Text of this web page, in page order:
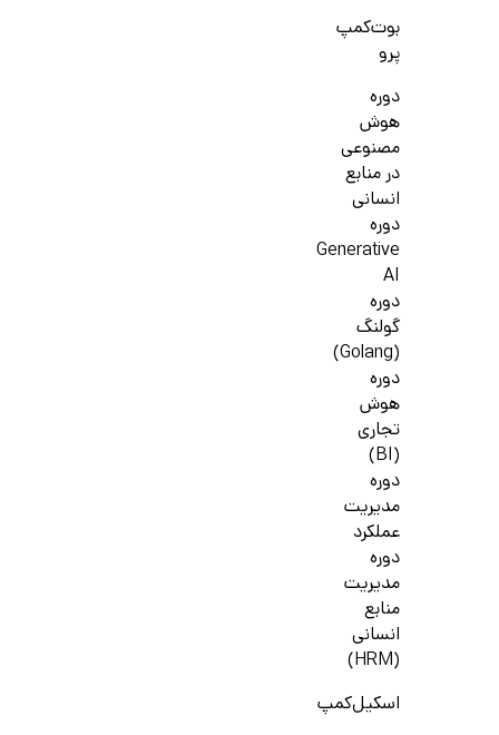
بوت‌کمپ
پرو
دوره
هوش
مصنوعی
در منابع
انسانی
دوره
Generative
AI
دوره
گولنگ
(Golang)
دوره
هوش
تجاری
(BI)
دوره
مدیریت
عملکرد
دوره
مدیریت
منابع
انسانی
(HRM)
اسکیل‌کمپ